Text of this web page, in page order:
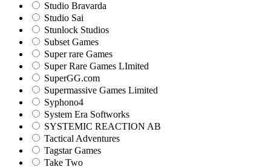
Studio Bravarda
Studio Sai
Stunlock Studios
Subset Games
Super rare Games
Super Rare Games LImited
SuperGG.com
Supermassive Games Limited
Syphono4
System Era Softworks
SYSTEMIC REACTION AB
Tactical Adventures
Tagstar Games
Take Two